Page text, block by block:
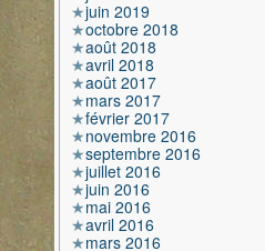
juin 2019
octobre 2018
août 2018
avril 2018
août 2017
mars 2017
février 2017
novembre 2016
septembre 2016
juillet 2016
juin 2016
mai 2016
avril 2016
mars 2016